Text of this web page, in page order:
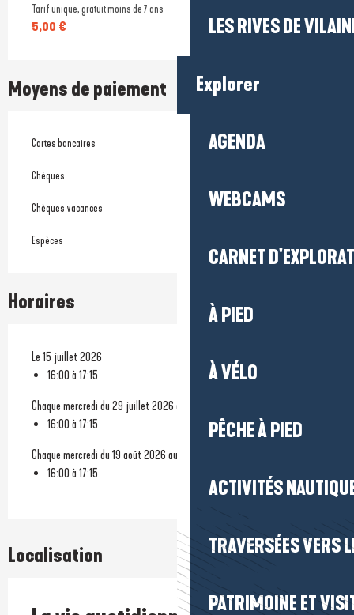
LES RIVES DE
Explorer
AGENDA
WEBCAMS
CARNET
À PIED
À VÉLO
PÊCHE À PIED
ACTIVITÉS
TRAVERSÉES VERS
PATRIMOINE ET
Tarif unique, gratuit moins de 7 ans
5,00 €
Moyens de paiement
Cartes bancaires
Chèques
Chèques vacances
Espèces
Horaires
Le 15 juillet 2026
16:00 à 17:15
Chaque mercredi du 29 juillet 2026 au 5 août 2026
16:00 à 17:15
Chaque mercredi du 19 août 2026 au 26 août 2026
16:00 à 17:15
Localisation